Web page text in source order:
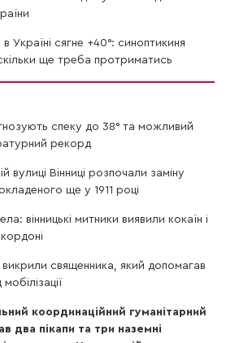
Україні сягне +40°: синоптикиня
ще треба протриматись
спеку до 38° та можливий
рекорд
вулиці Вінниці розпочали заміну
ще у 1911 році
вінницькі митники виявили кокаїн і
викрили священника, який допомагав
координаційний гуманітарний
два пікапи та три наземні